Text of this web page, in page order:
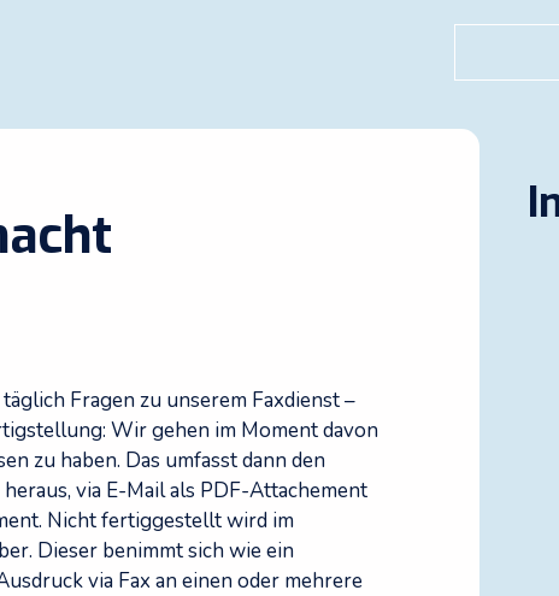
Fragen zu unserem Faxdienst –
Wir gehen im Moment davon
zu haben. Das umfasst dann den
via E-Mail als PDF-Attachement
Nicht fertiggestellt wird im
Dieser benimmt sich wie ein
via Fax an einen oder mehrere